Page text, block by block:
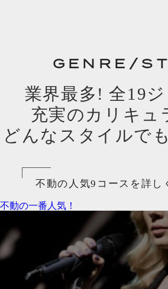
GENRE/
業界最多! 全19
充実のカリキュ
どんなスタイルで
不動の人気9コースを詳し
不動の一番人気！